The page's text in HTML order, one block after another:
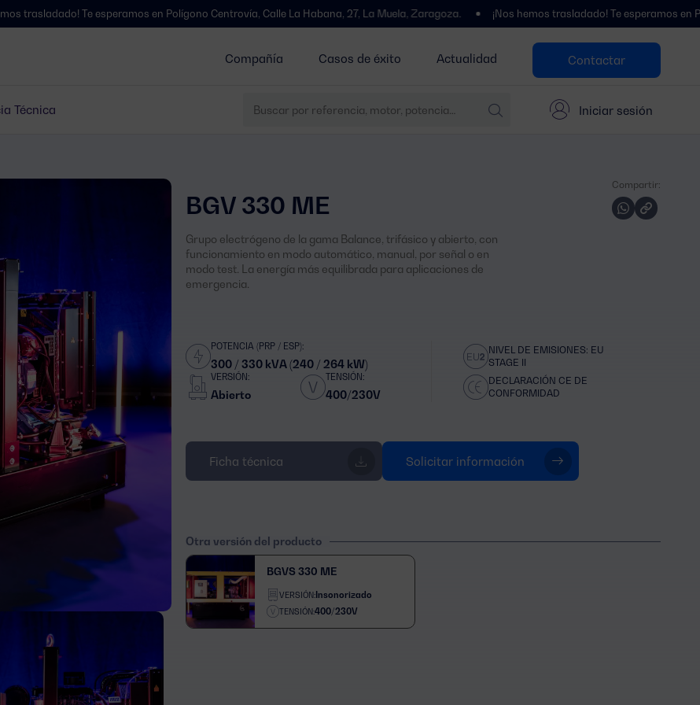
Compañía Casos de éxito Actualidad Contactar
Técnica Iniciar sesión
Te esperamos en Polígono Centrovía, Calle La Habana, 27, La Muela, Zaragoza. ¡Nos hemos trasladado! Te esperamos en Polígono
Compartir:
BGV 330 ME
Grupo electrógeno de la gama Balance, trifásico y abierto, con
funcionamiento en modo automático, manual, por señal o en
modo test. La energía más equilibrada para aplicaciones de
emergencia.
POTENCIA (PRP / ESP):
300 / 330 kVA (240 / 264 kW)
VERSIÓN:
Abierto
TENSIÓN:
400/230V
NIVEL DE EMISIONES: EU
STAGE II
DECLARACIÓN CE DE
CONFORMIDAD
Ficha técnica Solicitar información
Otra versión del producto
BGVS 330 ME
VERSIÓN:Insonorizado
TENSIÓN:400/230V